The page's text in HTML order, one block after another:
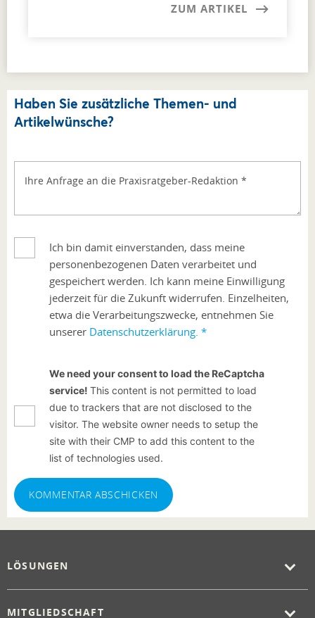
ZUM ARTIKEL
Haben Sie zusätzliche Themen- und
Artikelwünsche?
Ihre Anfrage an die Praxisratgeber-Redaktion *
Ich bin damit einverstanden, dass meine
personenbezogenen Daten verarbeitet und
gespeichert werden. Ich kann meine Einwilligung
jederzeit für die Zukunft widerrufen. Einzelheiten,
etwa die Verarbeitungszwecke, entnehmen Sie
unserer Datenschutzerklärung. *
We need your consent to load the ReCaptcha
service! This content is not permitted to load
due to trackers that are not disclosed to the
visitor. The website owner needs to setup the
site with their CMP to add this content to the
list of technologies used.
KOMMENTAR ABSCHICKEN
LÖSUNGEN
MITGLIEDSCHAFT